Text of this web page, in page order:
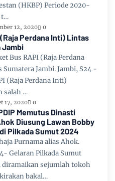
(HKBP) Periode 2020-
t…
12, 2020 0
Perdana Inti) Lintas
Jambi
Bus RAPI (Raja Perdana
Jambi. Jambi, S24 -
(Raja Perdana Inti)
salah …
17, 2020 0
Memutus Dinasti
Diusung Lawan Bobby
Pilkada Sumut 2024
Purnama alias Ahok.
Gelaran Pilkada Sumut
diramaikan sejumlah tokoh
bakal…